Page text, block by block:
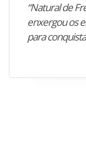
“Natural de
enxergou os
para